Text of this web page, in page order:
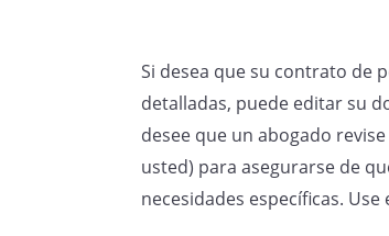
Si desea que su contrato de
detalladas, puede editar su
desee que un abogado
usted) para asegurarse de
necesidades específicas.